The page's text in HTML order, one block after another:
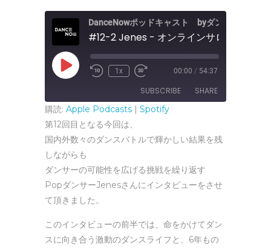
DanceNowポッドキャスト byダンスナウ
P
l
E
p
i
s
o
d
e
R
i
n
1
S
o
n
d
1x
F
s
t
F
a
3
0
s
d
s
00:00 / 54:37
SUBSCRIBE SHARE
Apple Podcasts
RSS FEED
SHARE
LINK
EMBED
購読: Apple Podcasts | Spotify
第12回目となる今回は、
国内外数々のダンスバトルで輝かしい結果を残
しながらも
ダンサーの可能性を広げる挑戦を繰り返す
PopダンサーJenesさんにインタビューをさせ
て頂きました。
このインタビューの前半では、命をかけてダン
スに向き合う激動のダンスライフと、6年もの